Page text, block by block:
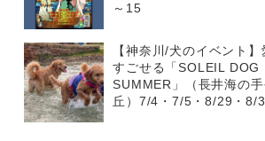
～15
【神奈川/犬のイベント
すごせる「SOLEIL DOG
SUMMER」（長井海の
丘）7/4・7/5・8/29・8/